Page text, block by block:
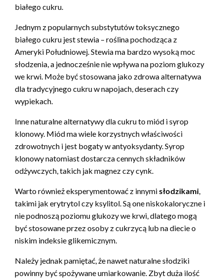
białego cukru.
Jednym z popularnych substytutów toksycznego
białego cukru jest stewia – roślina pochodząca z
Ameryki Południowej. Stewia ma bardzo wysoką moc
słodzenia, a jednocześnie nie wpływa na poziom glukozy
we krwi. Może być stosowana jako zdrowa alternatywa
dla tradycyjnego cukru w napojach, deserach czy
wypiekach.
Inne naturalne alternatywy dla cukru to miód i syrop
klonowy. Miód ma wiele korzystnych właściwości
zdrowotnych i jest bogaty w antyoksydanty. Syrop
klonowy natomiast dostarcza cennych składników
odżywczych, takich jak magnez czy cynk.
Warto również eksperymentować z innymi słodzikami,
takimi jak erytrytol czy ksylitol. Są one niskokaloryczne i
nie podnoszą poziomu glukozy we krwi, dlatego mogą
być stosowane przez osoby z cukrzycą lub na diecie o
niskim indeksie glikemicznym.
Należy jednak pamiętać, że nawet naturalne słodziki
powinny być spożywane umiarkowanie. Zbyt duża ilość